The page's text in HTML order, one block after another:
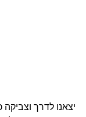
יצאנו לדרך